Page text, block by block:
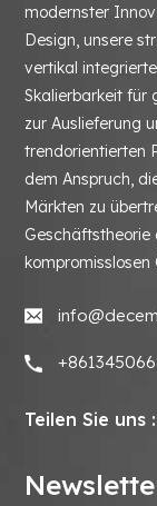
modernster
Design, unsere
vertikal
Skalierbarkeit für
zur Auslieferung
trendorientierten
dem Anspruch,
Märkten zu
Geschäftstheorie
kompromisslosen
Teilen Sie uns :